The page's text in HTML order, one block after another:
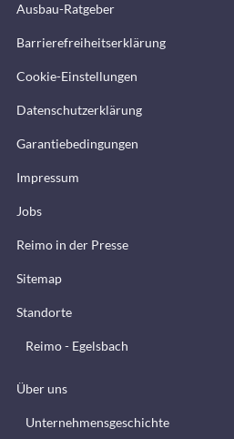
Ausbau-Ratgeber
Barrierefreiheitserklärung
Cookie-Einstellungen
Datenschutzerklärung
Garantiebedingungen
Impressum
Jobs
Reimo in der Presse
Sitemap
Standorte
Reimo - Egelsbach
Über uns
Unternehmensgeschichte